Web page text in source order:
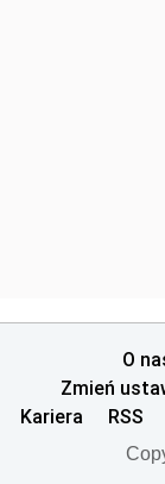
O
Zmień
Kariera
RSS